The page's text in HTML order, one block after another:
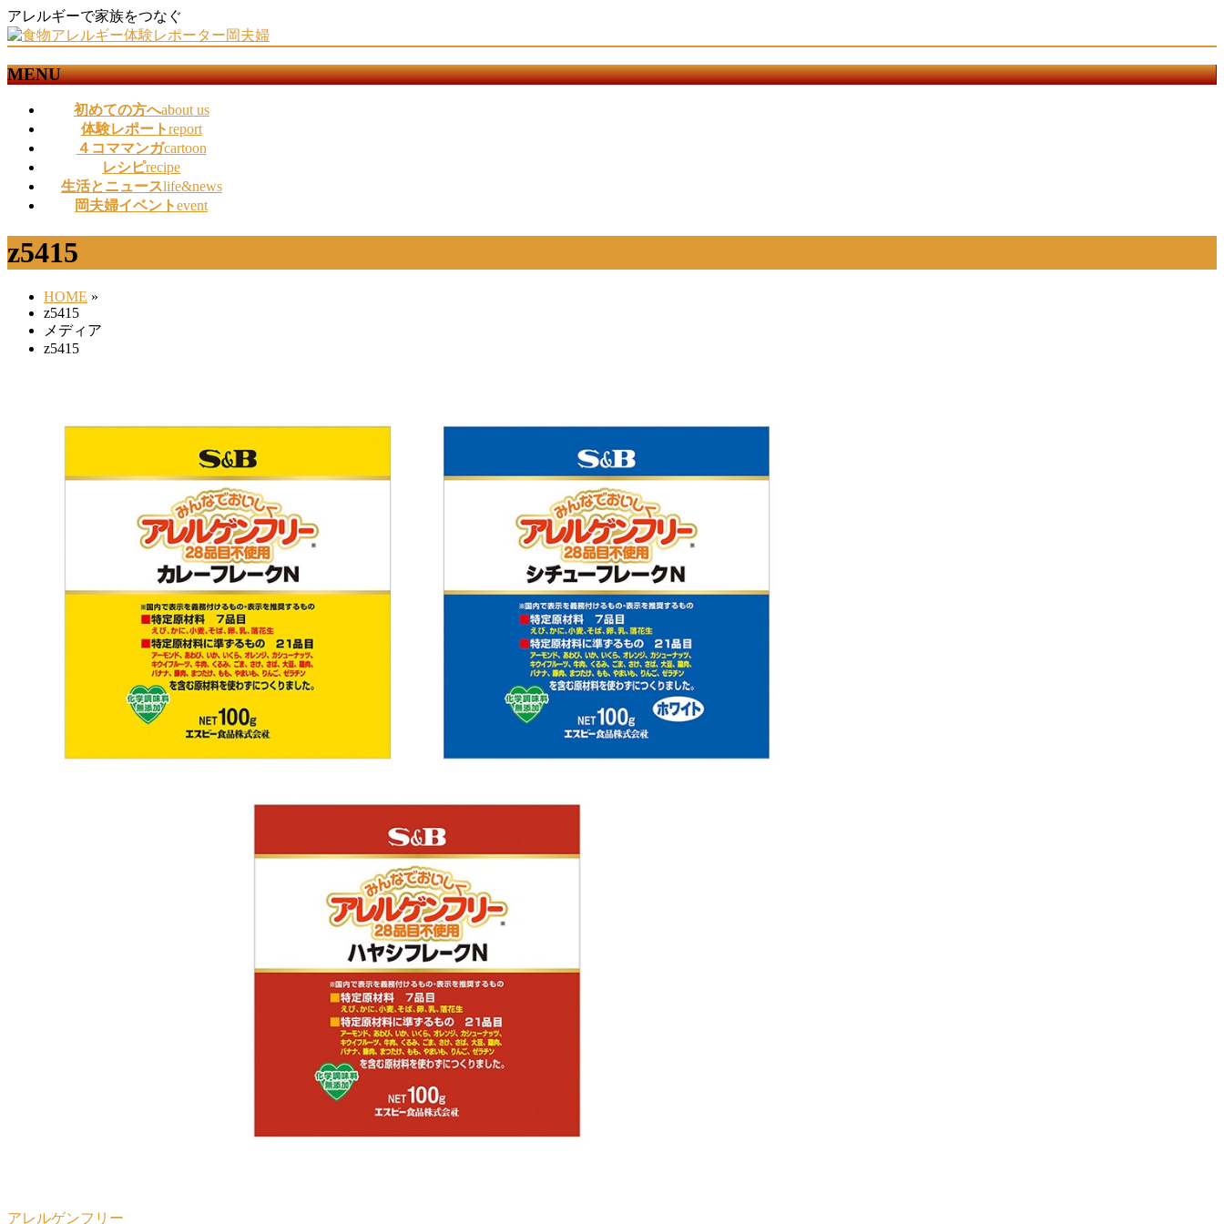
アレルギーで家族をつなぐ
MENU
初めての方へabout us
体験レポートreport
４コママンガcartoon
レシピrecipe
生活とニュースlife&news
岡夫婦イベントevent
z5415
HOME »
z5415
メディア
z5415
アレルゲンフリー